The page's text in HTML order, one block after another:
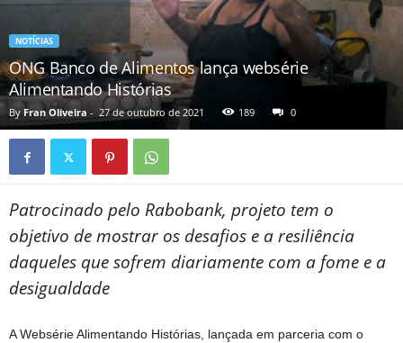
NOTÍCIAS
ONG Banco de Alimentos lança websérie
Alimentando Histórias
By Fran Oliveira - 27 de outubro de 2021 189 0
Patrocinado pelo Rabobank, projeto tem o
objetivo de mostrar os desafios e a resiliência
daqueles que sofrem diariamente com a fome e a
desigualdade
A Websérie Alimentando Histórias, lançada em parceria com o